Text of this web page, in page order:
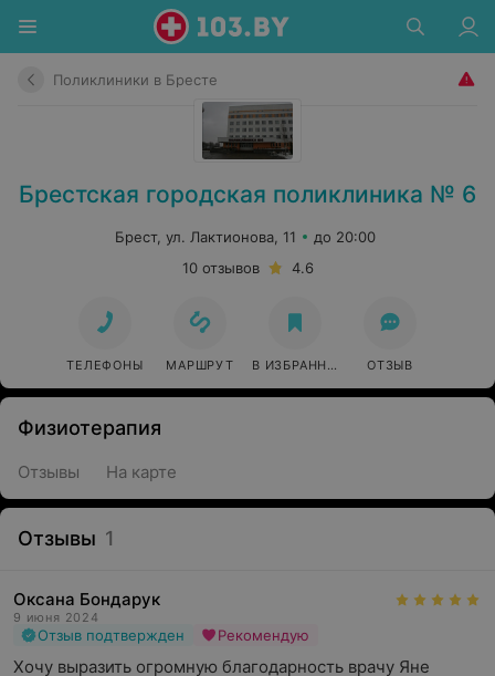
Поликлиники в Бресте
Брестская городская поликлиника № 6
Брест, ул. Лактионова, 11
до 20:00
10 отзывов
4.6
ТЕЛЕФОНЫ МАРШРУТ В ИЗБРАННОЕ ОТЗЫВ
Физиотерапия
Отзывы На карте
Отзывы 1
Оксана Бондарук
9 июня 2024
Отзыв подтвержден Рекомендую
Хочу выразить огромную благодарность врачу Яне